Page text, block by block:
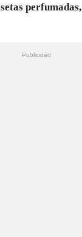
setas perfumadas,